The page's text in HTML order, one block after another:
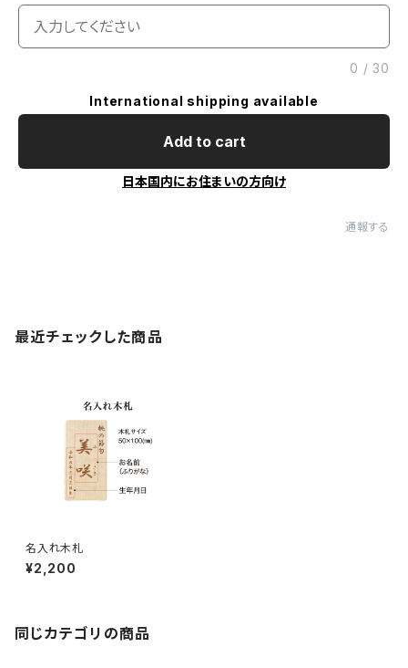
0 /30
International shipping available
Add to cart
日本国内にお住まいの方向け
通報する
最近チェックした商品
名入れ木札
¥2,200
同じカテゴリの商品